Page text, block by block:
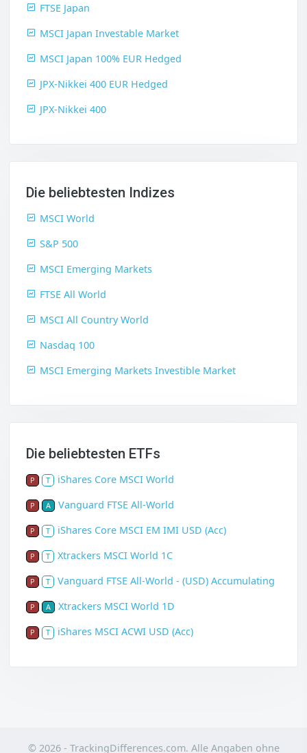
FTSE Japan
MSCI Japan Investable Market
MSCI Japan 100% EUR Hedged
JPX-Nikkei 400 EUR Hedged
JPX-Nikkei 400
Die beliebtesten Indizes
MSCI World
S&P 500
MSCI Emerging Markets
FTSE All World
MSCI All Country World
Nasdaq 100
MSCI Emerging Markets Investible Market
Die beliebtesten ETFs
P T iShares Core MSCI World
P A Vanguard FTSE All-World
P T iShares Core MSCI EM IMI USD (Acc)
P T Xtrackers MSCI World 1C
P T Vanguard FTSE All-World - (USD) Accumulating
P A Xtrackers MSCI World 1D
P T iShares MSCI ACWI USD (Acc)
© 2026 - TrackingDifferences.com. Alle Angaben ohne